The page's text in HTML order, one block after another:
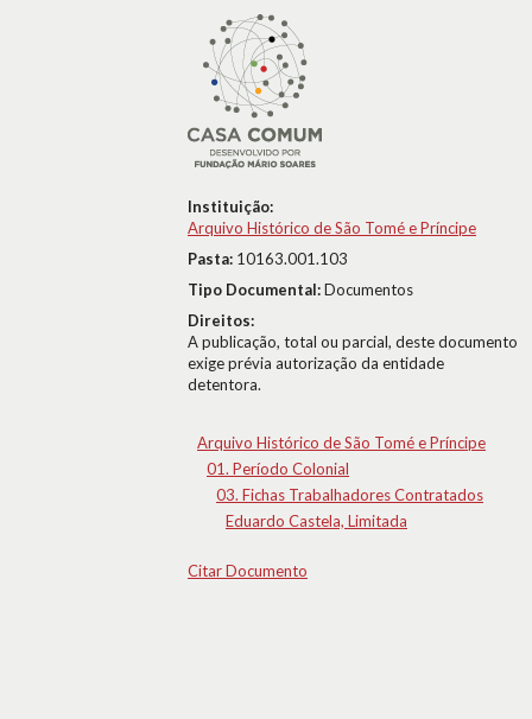
Instituição:
Arquivo Histórico de São Tomé e Príncipe
Pasta: 10163.001.103
Tipo Documental:Documentos
Direitos:
A publicação, total ou parcial, deste documento
exige prévia autorização da entidade
detentora.
Arquivo Histórico de São Tomé e Príncipe
01. Período Colonial
03. Fichas Trabalhadores Contratados
Eduardo Castela, Limitada
Citar Documento